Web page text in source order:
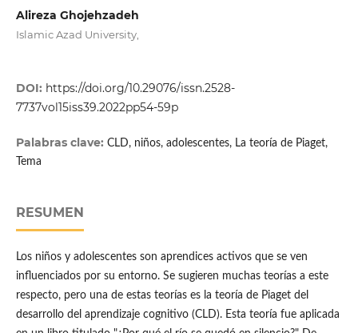
Alireza Ghojehzadeh
Islamic Azad University,
DOI: https://doi.org/10.29076/issn.2528-
7737vol15iss39.2022pp54-59p
Palabras clave: CLD, niños, adolescentes, La teoría de Piaget,
Tema
RESUMEN
Los niños y adolescentes son aprendices activos que se ven
influenciados por su entorno. Se sugieren muchas teorías a este
respecto, pero una de estas teorías es la teoría de Piaget del
desarrollo del aprendizaje cognitivo (CLD). Esta teoría fue aplicada